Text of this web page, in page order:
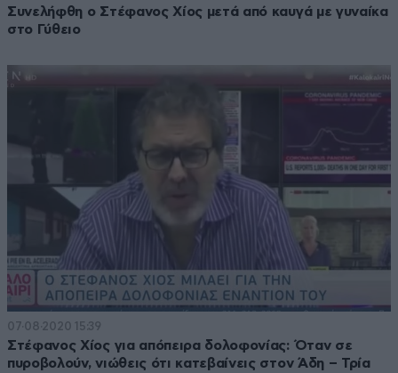
Συνελήφθη ο Στέφανος Χίος μετά από καυγά με γυναίκα
στο Γύθειο
07·08·2020 15:39
Στέφανος Χίος για απόπειρα δολοφονίας: Όταν σε
πυροβολούν, νιώθεις ότι κατεβαίνεις στον Άδη – Τρία